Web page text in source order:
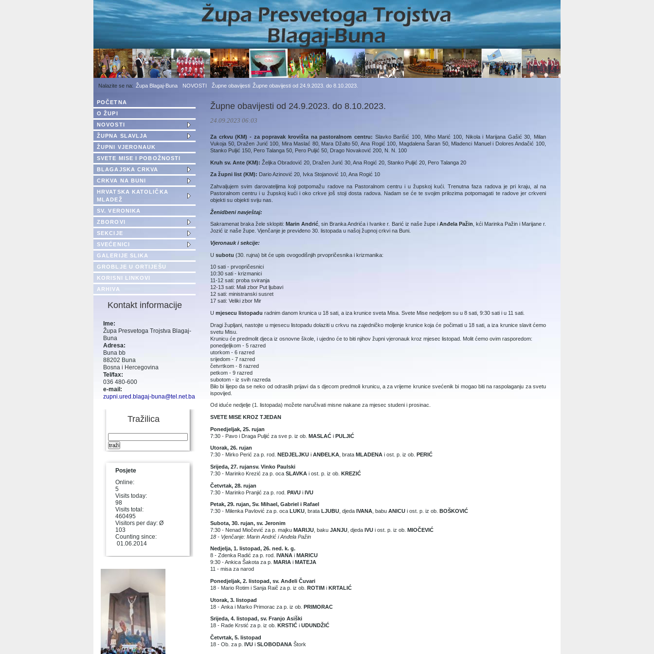
Župa Blagaj-Buna NOVOSTI Župne obavijesti Župne obavijesti od 24.9.2023. do 8.10.2023.
Župne obavijesti od 24.9.2023. do 8.10.2023.
24.09.2023 06:03
Za crkvu (KM) - za popravak krovišta na pastoralnom centru: Slavko Barišić 100, Miho Marić 100, Nikola i Marijana Gašić 30, Milan
Vukoja 50, Dražen Jurić 100, Mira Maslać 80, Mara Džalto 50, Ana Rogić 100, Magdalena Šaran 50, Mladenci Manuel i Dolores Andačić 100,
Stanko Puljić 150, Pero Talanga 50, Pero Puljić 50, Drago Novaković 200, N. N. 100
Kruh sv. Ante (KM): Željka Obradović 20, Dražen Jurić 30, Ana Rogić 20, Stanko Puljić 20, Pero Talanga 20
Za župni list (KM): Dario Azinović 20, Ivka Stojanović 10, Ana Rogić 10
Zahvaljujem svim darovateljima koji potpomažu radove na Pastoralnom centru i u župskoj kući. Trenutna faza radova je pri kraju, al na
Pastoralnom centru i u župskoj kući i oko crkve još stoji dosta radova. Nadam se će te svojim prilozima potpomagati te radove jer crkveni
objekti su objekti sviju nas.
Ženidbeni navještaj:
Sakramenat braka žele sklopiti: Marin Andrić , sin Branka Andrića i Ivanke r. Barić iz naše župe i Anđela Pažin , kći Marinka Pažin i Marijane r.
Jozić iz naše župe. Vjenčanje je previđeno 30. listopada u našoj župnoj crkvi na Buni.
Vjeronauk i sekcije:
U subotu (30. rujna) bit će upis ovogodišnjih prvopričesnika i krizmanika:
10 sati - prvopričesnici
10:30 sati - krizmanici
11-12 sati: proba sviranja
12-13 sati: Mali zbor Put ljubavi
12 sati: ministranski susret
17 sati: Veliki zbor Mir
U mjesecu listopadu radnim danom krunica u 18 sati, a iza krunice sveta Misa. Svete Mise nedjeljom su u 8 sati, 9:30 sati i u 11 sati.
Dragi župljani, nastojte u mjesecu listopadu dolaziti u crkvu na zajedničko moljenje krunice koja će počimati u 18 sati, a iza krunice slavit ćemo
svetu Misu.
Krunicu će predmolit djeca iz osnovne škole, i ujedno će to biti njihov župni vjeronauk kroz mjesec listopad. Molit ćemo ovim rasporedom:
ponedjeljkom - 5 razred
utorkom - 6 razred
srijedom - 7 razred
četvrtkom - 8 razred
petkom - 9 razred
subotom - iz svih razreda
Bilo bi lijepo da se neko od odraslih prijavi da s djecom predmoli krunicu, a za vrijeme krunice svećenik bi mogao biti na raspolaganju za svetu
ispovijed.
Od iduće nedjelje (1. listopada) možete naručivati misne nakane za mjesec studeni i prosinac.
SVETE MISE KROZ TJEDAN
Ponedjeljak, 25. rujan
7:30 - Pavo i Draga Puljić za sve p. iz ob. MASLAĆ i PULJIĆ
Utorak, 26. rujan
7:30 - Mirko Perić za p. rod. NEDJELJKU i ANĐELKA , brata MLADENA i ost. p. iz ob. PERIĆ
Srijeda, 27. rujansv. Vinko Paulski
7:30 - Marinko Krezić za p. oca SLAVKA i ost. p. iz ob. KREZIĆ
Četvrtak, 28. rujan
7:30 - Marinko Pranjić za p. rod. PAVU i IVU
Petak, 29. rujan, Sv. Mihael, Gabriel i Rafael
7:30 - Milenka Pavlović za p. oca LUKU , brata LJUBU , djeda IVANA , babu ANICU i ost. p. iz ob. BOŠKOVIĆ
Subota, 30. rujan, sv. Jeronim
7:30 - Nenad Miočević za p. majku MARIJU , baku JANJU , djeda IVU i ost. p. iz ob. MIOČEVIĆ
18 - Vjenčanje: Marin Andrić i Anđela Pažin
Nedjelja, 1. listopad, 26. ned. k. g.
8 - Zdenka Radić za p. rod. IVANA i MARICU
9:30 - Ankica Šakota za p. MARIA i MATEJA
11 - misa za narod
Ponedjeljak, 2. listopad, sv. Anđeli Čuvari
18 - Mario Rotim i Sanja Raič za p. iz ob. ROTIM i KRTALIĆ
Utorak, 3. listopad
18 - Anka i Marko Primorac za p. iz ob. PRIMORAC
Srijeda, 4. listopad, sv. Franjo Asiški
18 - Rade Krstić za p. iz ob. KRSTIĆ i UDUNDŽIĆ
Četvrtak, 5. listopad
18 - Ob. za p. IVU i SLOBODANA Štork
POČETNA
O ŽUPI
NOVOSTI
ŽUPNA SLAVLJA
ŽUPNI VJERONAUK
SVETE MISE I POBOŽNOSTI
BLAGAJSKA CRKVA
CRKVA NA BUNI
HRVATSKA KATOLIČKA
MLADEŽ
SV. VERONIKA
ZBOROVI
SEKCIJE
SVEĆENICI
GALERIJE SLIKA
GROBLJE U ORTIJEŠU
KORISNI LINKOVI
ARHIVA
Kontakt informacije
Ime:
Župa Presvetoga Trojstva Blagaj-
Buna
Adresa:
Buna bb
88202 Buna
Bosna i Hercegovina
Tel/fax:
036 480-600
e-mail:
zupni.ured.blagaj-buna@tel.net.ba
Tražilica
Posjete
Online:
5
Visits today:
98
Visits total:
460495
Visitors per day: Ø
103
Counting since:
01.06.2014